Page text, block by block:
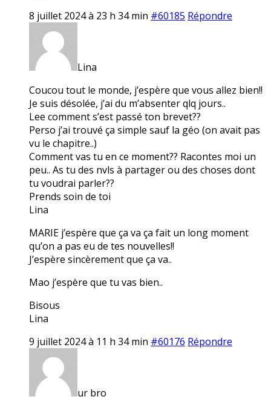
8 juillet 2024 à 23 h 34 min #60185 Répondre
Lina
Coucou tout le monde, j’espère que vous allez bien!!
Je suis désolée, j’ai du m’absenter qlq jours..
Lee comment s’est passé ton brevet??
Perso j’ai trouvé ça simple sauf la géo (on avait pas
vu le chapitre..)
Comment vas tu en ce moment?? Racontes moi un
peu.. As tu des nvls à partager ou des choses dont
tu voudrai parler??
Prends soin de toi
Lina
MARIE j’espère que ça va ça fait un long moment
qu’on a pas eu de tes nouvelles!!
J’espère sincèrement que ça va..
Mao j’espère que tu vas bien..
Bisous
Lina
9 juillet 2024 à 11 h 34 min #60176 Répondre
ur bro